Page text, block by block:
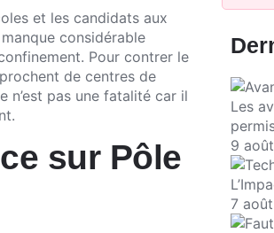
et les candidats aux
considérable
Pour contrer le
de centres de
n’est pas une fatalité car il
sur Pôle
Les
9
7